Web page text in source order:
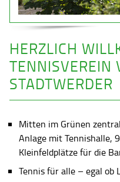
HERZLICH
STADTWERDER
Mitten im Grünen
Anlage mit Tennishalle,
Kleinfeldplätze für die
Tennis für alle – egal